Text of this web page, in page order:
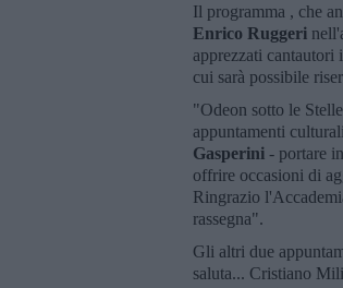
Il programma , che
Enrico Ruggeri
apprezzati cantautori
cui sarà possibile
"Odeon sotto le
appuntamenti
Gasperini - portare
offrire occasioni di
Ringrazio
rassegna".
Gli altri due
saluta... Cristiano